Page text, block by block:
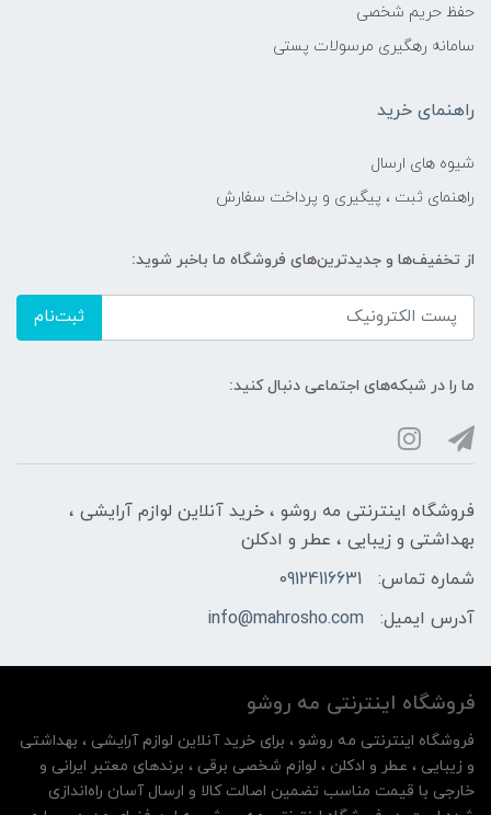
حفظ حریم شخصی
سامانه رهگیری مرسولات پستی
راهنمای خرید
شیوه های ارسال
راهنمای ثبت ، پیگیری و پرداخت سفارش
از تخفیف‌ها و جدیدترین‌های فروشگاه ما باخبر شوید:
ثبت‌نام
ما را در شبکه‌های اجتماعی دنبال کنید:
فروشگاه اینترنتی مه‌ رو‌شو ، خرید آنلاین لوازم آرایشی ،
بهداشتی و زیبایی ، عطر و ادکلن
شماره تماس:
09124116631
آدرس ایمیل:
info@mahrosho.com
فروشگاه اینترنتی مه‌ رو‌شو
فروشگاه اینترنتی مه‌ رو‌شو ، برای خرید آنلاین لوازم آرایشی ، بهداشتی
و زیبایی ، عطر و ادکلن ، لوازم شخصی برقی ، برندهای معتبر ایرانی و
خارجی با قیمت مناسب تضمین اصالت کالا و ارسال آسان راه‌اندازی